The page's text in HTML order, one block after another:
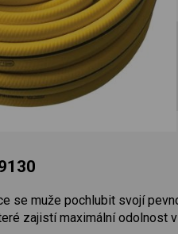
se muže pochlubit svojí
zajistí maximální odolnost